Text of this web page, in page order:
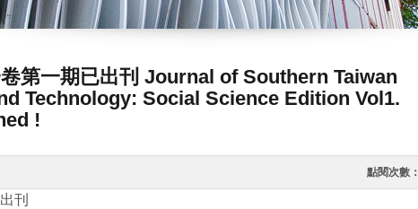
第一期已出刊 Journal of Southern Taiwan
Technology: Social Science Edition Vol1.
!
點閱次數：
刊